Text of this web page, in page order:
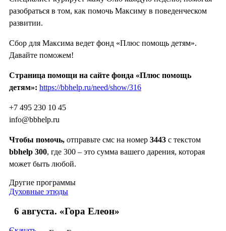
разобраться в том, как помочь Максиму в поведенческом
развитии.
Сбор для Максима ведет фонд «Плюс помощь детям».
Давайте поможем!
Страница помощи на сайте фонда «Плюс помощь
детям»: https://bbhelp.ru/need/show/316
+7 495 230 10 45
info@bbhelp.ru
Чтобы помочь, отправьте смс на номер 3443 с текстом
bbhelp 300, где 300 – это сумма вашего дарения, которая
может быть любой.
Другие программы
Духовные этюды
6 августа. «Гора Елеон»